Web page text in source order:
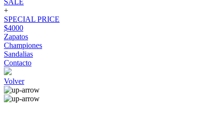
SALE
+
SPECIAL PRICE
$4000
Zapatos
Championes
Sandalias
Contacto
Volver